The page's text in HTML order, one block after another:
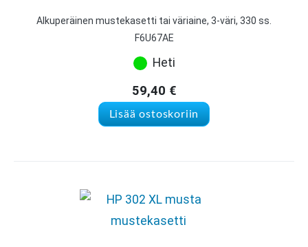
Alkuperäinen mustekasetti tai väriaine, 3-väri, 330 ss.
F6U67AE
Heti
59,40 €
Lisää ostoskoriin